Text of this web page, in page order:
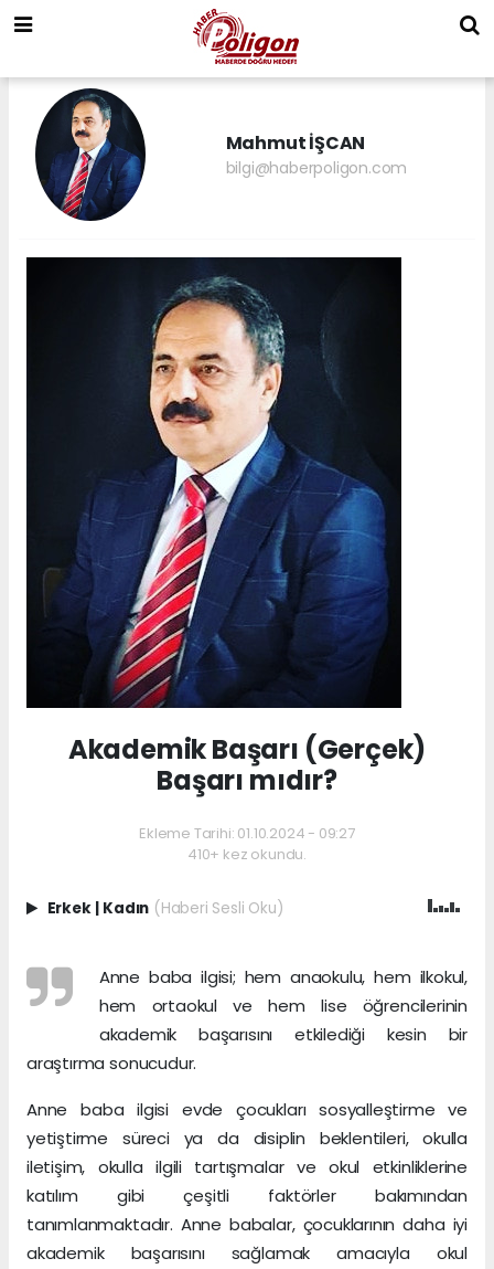
Mahmut İŞCAN
bilgi@haberpoligon.com
Akademik Başarı (Gerçek)
Başarı mıdır?
Ekleme Tarihi: 01.10.2024 - 09:27
410+ kez okundu.
Erkek | Kadın (Haberi Sesli Oku)
Anne baba ilgisi; hem anaokulu, hem ilkokul,
hem ortaokul ve hem lise öğrencilerinin
akademik başarısını etkilediği kesin bir
araştırma sonucudur.
Anne baba ilgisi evde çocukları sosyalleştirme ve
yetiştirme süreci ya da disiplin beklentileri, okulla
iletişim, okulla ilgili tartışmalar ve okul etkinliklerine
katılım gibi çeşitli faktörler bakımından
tanımlanmaktadır. Anne babalar, çocuklarının daha iyi
akademik başarısını sağlamak amacıyla okul